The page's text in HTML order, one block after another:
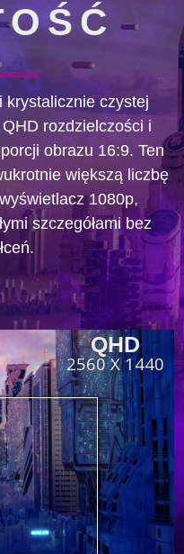
krystalicznie czystej
rozdzielczości i
obrazu 16:9. Ten
większą liczbę
1080p,
szczegółami bez
QHD
2560 X 1440